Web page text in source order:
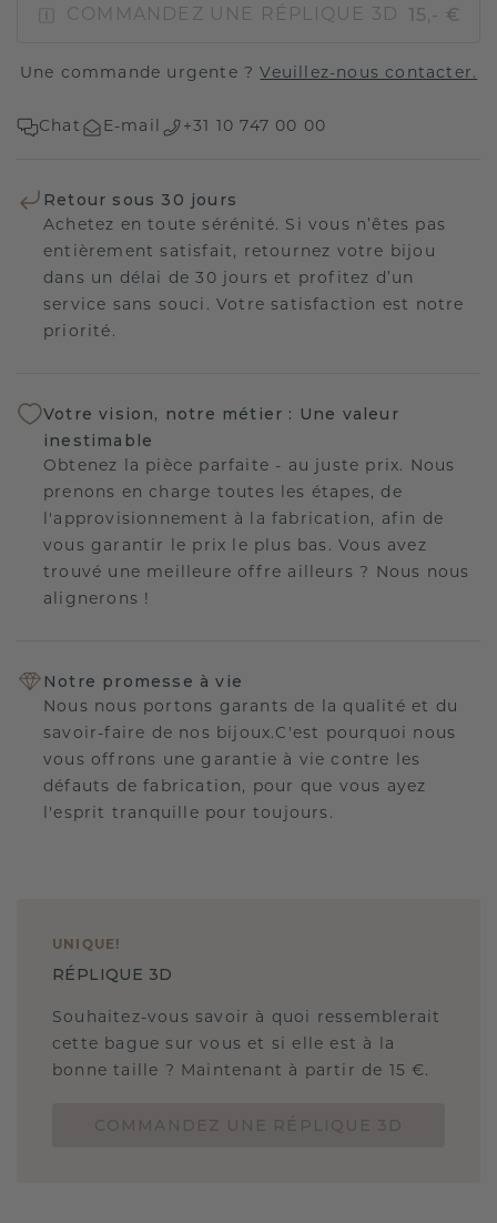
COMMANDEZ UNE RÉPLIQUE 3D 15,- €
Une commande urgente ?Veuillez-nous contacter.
Chat E-mail +31 10 747 00 00
Retour sous 30 jours
Achetez en toute sérénité. Si vous n’êtes pas
entièrement satisfait, retournez votre bijou
dans un délai de 30 jours et profitez d’un
service sans souci. Votre satisfaction est notre
priorité.
Votre vision, notre métier : Une valeur
inestimable
Obtenez la pièce parfaite - au juste prix. Nous
prenons en charge toutes les étapes, de
l'approvisionnement à la fabrication, afin de
vous garantir le prix le plus bas. Vous avez
trouvé une meilleure offre ailleurs ? Nous nous
alignerons !
Notre promesse à vie
Nous nous portons garants de la qualité et du
savoir-faire de nos bijoux.C'est pourquoi nous
vous offrons une garantie à vie contre les
défauts de fabrication, pour que vous ayez
l'esprit tranquille pour toujours.
UNIQUE !
RÉPLIQUE 3D
Souhaitez-vous savoir à quoi ressemblerait
cette bague sur vous et si elle est à la
bonne taille ? Maintenant à partir de 15 €.